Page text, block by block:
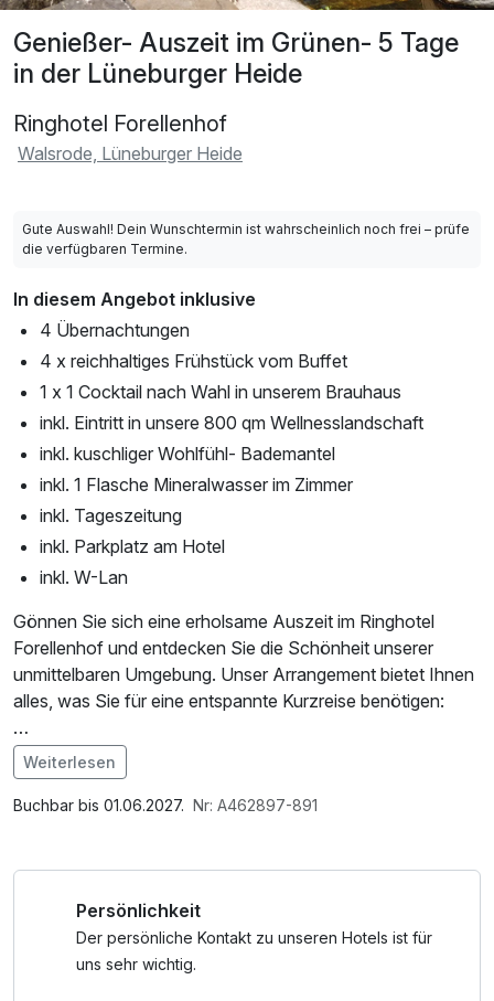
Genießer- Auszeit im Grünen- 5 Tage
in der Lüneburger Heide
Ringhotel Forellenhof
Walsrode, Lüneburger Heide
Gute Auswahl! Dein Wunschtermin ist wahrscheinlich noch frei – prüfe
die verfügbaren Termine.
In diesem Angebot inklusive
4 Übernachtungen
4 x reichhaltiges Frühstück vom Buffet
1 x 1 Cocktail nach Wahl in unserem Brauhaus
inkl. Eintritt in unsere 800 qm Wellnesslandschaft
inkl. kuschliger Wohlfühl- Bademantel
inkl. 1 Flasche Mineralwasser im Zimmer
inkl. Tageszeitung
inkl. Parkplatz am Hotel
inkl. W-Lan
Gönnen Sie sich eine erholsame Auszeit im Ringhotel
Forellenhof und entdecken Sie die Schönheit unserer
unmittelbaren Umgebung. Unser Arrangement bietet Ihnen
alles, was Sie für eine entspannte Kurzreise benötigen:
• Übernachtung: Genießen Sie eine komfortable
Übernachtung in der von Ihnen gewählten
Zimmerkategorie.
• Cocktail: Lassen Sie den Abend gemütlich ausklingen mit
einem erfrischenden Cocktail in unserer hauseigenen
Brauerei.
Im Angebot enthalten
1 Flasche Mineralwasser, Leihbademantel, Parkplatz, W-
Weiterlesen
Buchbar bis 01.06.2027. Nr: A462897-891
Persönlichkeit
Der persönliche Kontakt zu unseren Hotels ist für
uns sehr wichtig.